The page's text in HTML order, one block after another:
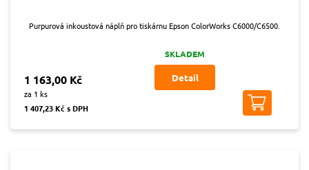
Purpurová inkoustová náplň pro tiskárnu Epson ColorWorks C6000/C6500.
1 163,00 Kč
za 1 ks
1 407,23 Kč s DPH
SKLADEM
Detail